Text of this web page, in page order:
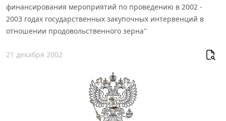
финансирования мероприятий по проведению в 2002 -
2003 годах государственных закупочных интервенций в
отношении продовольственного зерна"
21 декабря 2002